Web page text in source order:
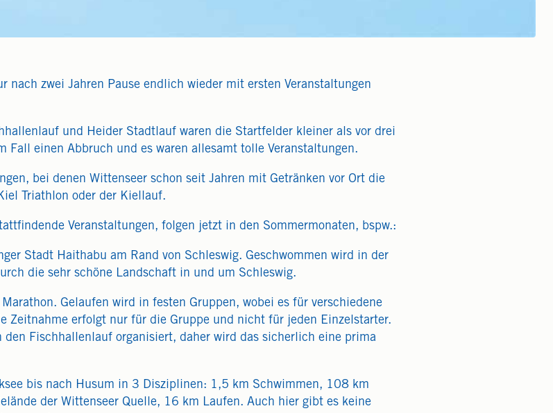
nach zwei Jahren Pause endlich wieder mit ersten Veranstaltungen
und Heider Stadtlauf waren die Startfelder kleiner als vor drei
Fall einen Abbruch und es waren allesamt tolle Veranstaltungen.
bei denen Wittenseer schon seit Jahren mit Getränken vor Ort die
Triathlon oder der Kiellauf.
Veranstaltungen, folgen jetzt in den Sommermonaten, bspw.:
Stadt Haithabu am Rand von Schleswig. Geschwommen wird in der
die sehr schöne Landschaft in und um Schleswig.
Gelaufen wird in festen Gruppen, wobei es für verschiedene
Zeitnahme erfolgt nur für die Gruppe und nicht für jeden Einzelstarter.
den Fischhallenlauf organisiert, daher wird das sicherlich eine prima
bis nach Husum in 3 Disziplinen: 1,5 km Schwimmen, 108 km
der Wittenseer Quelle, 16 km Laufen. Auch hier gibt es keine